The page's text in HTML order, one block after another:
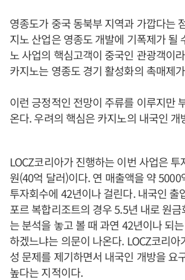
영종도가 중국 동북부 지역과 가깝다는
지노 산업은 영종도 개발에 기폭제가 될
노 사업의 핵심고객이 중국인 관광객이
카지노는 영종도 경기 활성화의 촉매제
이런 긍정적인 전망이 주류를 이루지만
온다. 우려의 핵심은 카지노의 내국인 개
LOCZ코리아가 진행하는 이번 사업은
원(40억 달러)이다. 연 매출액을 약 5000
투자회수에 42년이나 걸린다. 내국인 출
포르 복합리조트의 경우 5.5년 내로 원
는 분석을 놓고 볼 때 과연 42년이나 되
하겠느냐는 의문이 나온다. LOCZ코리아
성 문제를 제기하면서 내국인 개방을 요
높다는 지적이다.